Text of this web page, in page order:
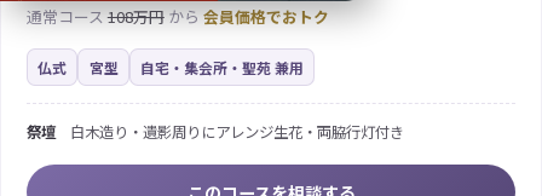
通常コース108万円から 会員価格でおトク
仏式 宮型 自宅・集会所・聖苑 兼用
祭壇白木造り・遺影周りにアレンジ生花・両脇行灯付き